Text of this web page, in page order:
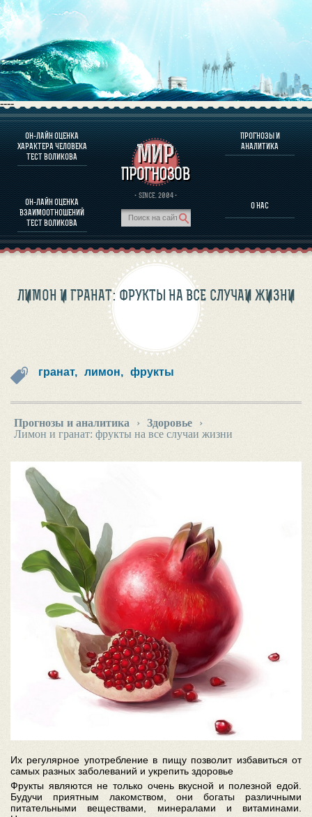
----
ОН-ЛАЙН ОЦЕНКА
ХАРАКТЕРА ЧЕЛОВЕКА
ТЕСТ ВОЛИКОВА
ОН-ЛАЙН ОЦЕНКА
ВЗАИМООТНОШЕНИЙ
ТЕСТ ВОЛИКОВА
· SINCE. 2004 ·
ПРОГНОЗЫ И
АНАЛИТИКА
О НАС
О ПРОГРАММЕ
ОЦЕНКА ХАРАКТЕРA ЧЕЛОВЕКА
ОЦЕНКА ХАРАКТЕРА ВЫДАЮЩИХСЯ ЛИЧНОСТЕЙ
О ПРОГРАММЕ
ПРОГНОЗЫ И АНАЛИТИКА
ЛИМОН И ГРАНАТ: ФРУКТЫ НА ВСЕ СЛУЧАИ ЖИЗНИ
гранат, лимон, фрукты
Прогнозы и аналитика › Здоровье
›
Лимон и гранат: фрукты на все случаи жизни
Их регулярное употребление в пищу позволит избавиться от
самых разных заболеваний и укрепить здоровье
Фрукты являются не только очень вкусной и полезной едой.
Будучи приятным лакомством, они богаты различными
питательными веществами, минералами и витаминами.